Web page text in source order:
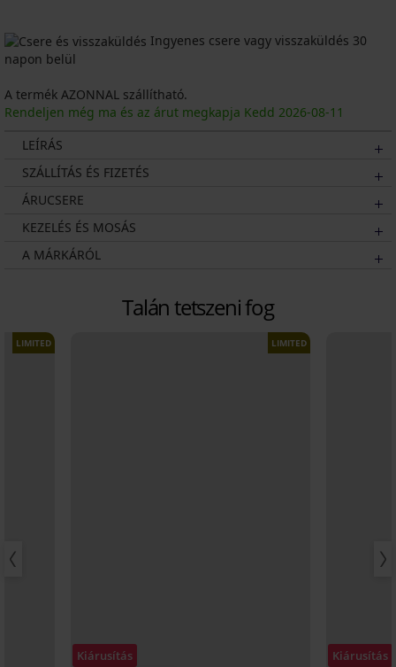
Ingyenes csere vagy visszaküldés 30
napon belül
A termék AZONNAL szállítható.
Rendeljen még ma és az árut megkapja Kedd 2026-08-11
LEÍRÁS
SZÁLLÍTÁS ÉS FIZETÉS
ÁRUCSERE
KEZELÉS ÉS MOSÁS
A MÁRKÁRÓL
Talán tetszeni fog
LIMITED
Kiárusítás
LIMITED
Kiárusítás